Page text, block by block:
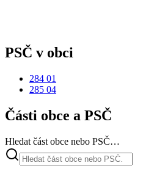
PSČ v obci
284 01
285 04
Části obce a PSČ
Hledat část obce nebo PSČ…